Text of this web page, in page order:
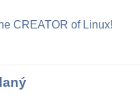
CREATOR of Linux!